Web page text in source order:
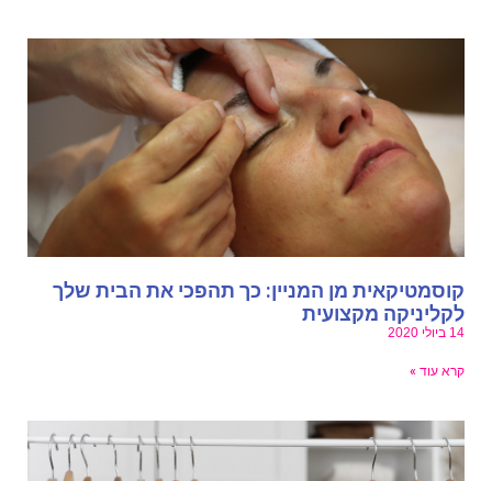
מן המניין: כך תהפכי את הבית שלך
מקצועית
עוד »